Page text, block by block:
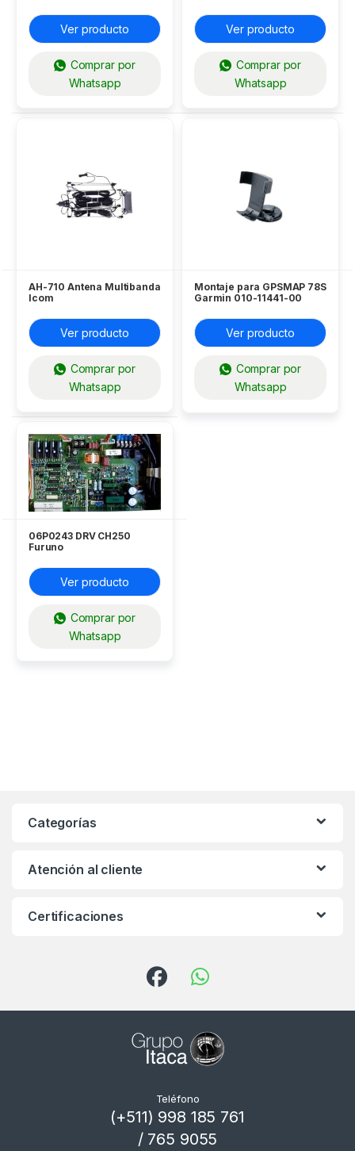
Ver producto
Comprar por
Whatsapp
Ver producto
Comprar por
Whatsapp
AH-710 Antena Multibanda
Icom
Ver producto
Comprar por
Whatsapp
Montaje para GPSMAP 78S
Garmin 010-11441-00
Ver producto
Comprar por
Whatsapp
06P0243 DRV CH250
Furuno
Ver producto
Comprar por
Whatsapp
Categorías
Atención al cliente
Certificaciones
Teléfono
(+511) 998 185 761
/ 765 9055